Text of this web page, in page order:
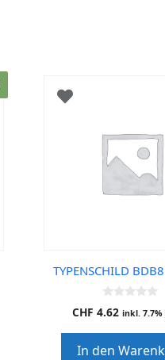
TYPENSCHILD
0
o
o
CHF 4.62 inkl. 7.7%
In den